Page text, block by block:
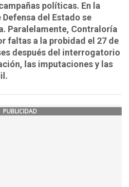
políticas. En la
del Estado se
Paralelamente, Contraloría
faltas a la probidad el 27 de
después del interrogatorio
las imputaciones y las
PUBLICIDAD